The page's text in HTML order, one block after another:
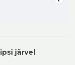
järvel